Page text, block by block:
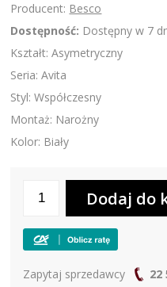
Producent: Besco
Dostępność: Dostępny w 7
Kształt: Asymetryczny
Seria: Avita
Styl: Współczesny
Montaż: Narożny
Kolor: Biały
Zapytaj sprzedawcy 22